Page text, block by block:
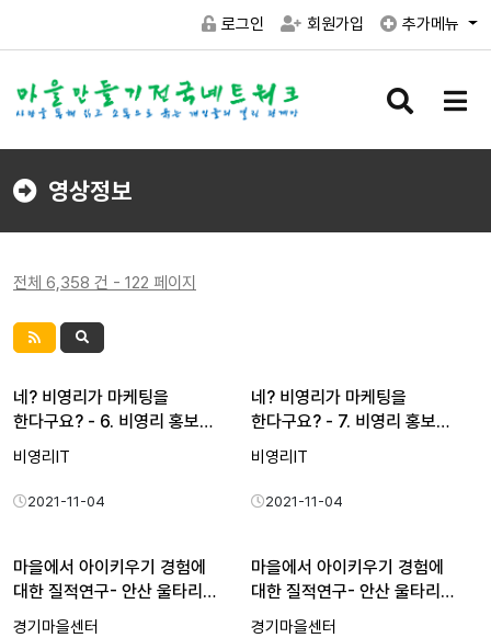
로그인 회원가입 추가메뉴
검
버
메
버
영상정보
전체 6,358 건 - 122 페이지
네? 비영리가 마케팅을
한다구요? - 6. 비영리 홍보…
비영리IT
2021-11-04
네? 비영리가 마케팅을
한다구요? - 7. 비영리 홍보…
비영리IT
2021-11-04
마을에서 아이키우기 경험에
대한 질적연구- 안산 울타리…
경기마을센터
마을에서 아이키우기 경험에
대한 질적연구- 안산 울타리…
경기마을센터